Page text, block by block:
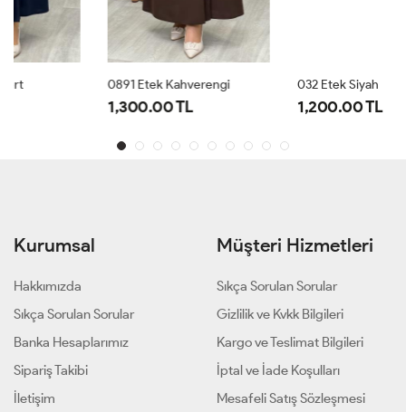
0891 Etek Kahverengi
1,300.00 TL
032 Etek Siyah
1,200.00 TL
Kurumsal
Hakkımızda
Sıkça Sorulan Sorular
Banka Hesaplarımız
Sipariş Takibi
İletişim
Müşteri Hizmetleri
Sıkça Sorulan Sorular
Gizlilik ve Kvkk Bilgileri
Kargo ve Teslimat Bilgileri
İptal ve İade Koşulları
Mesafeli Satış Sözleşmesi